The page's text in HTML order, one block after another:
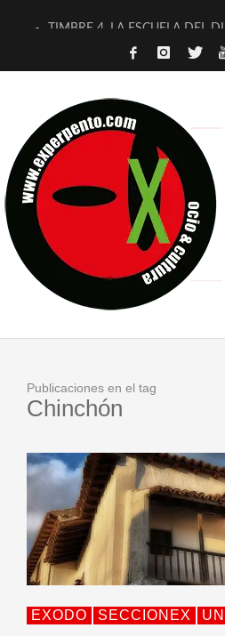
TIMBRE 4, LA ESCUELA DEL
30 AÑOS (NO ES NADA) DE
D’BALDOMEROS
MARSHALL FLASH PRESENTA
JOFRE BARDAGÍ EN EXVITA
YORCH PRESENTA [CURSO
MAGALÍ SARE NOS
«NO TENGO
Publicaciones en el tag
Chinchón
EXODO SECCIONEX